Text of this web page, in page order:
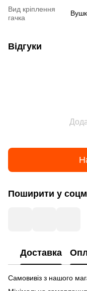
Вид кріплення
гачка
Відгуки
Поширити у
Доставка
Самовивіз з нашого